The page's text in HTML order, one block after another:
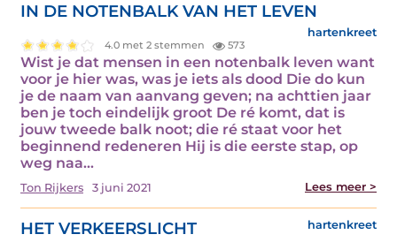
IN DE NOTENBALK VAN HET LEVEN
hartenkreet
4.0 met 2 stemmen 573
Wist je dat mensen in een notenbalk leven want
voor je hier was, was je iets als dood Die do kun
je de naam van aanvang geven; na achttien jaar
ben je toch eindelijk groot De ré komt, dat is
jouw tweede balk noot; die ré staat voor het
beginnend redeneren Hij is die eerste stap, op
weg naa...
Ton Rijkers 3 juni 2021 Lees meer >
HET VERKEERSLICHT hartenkreet